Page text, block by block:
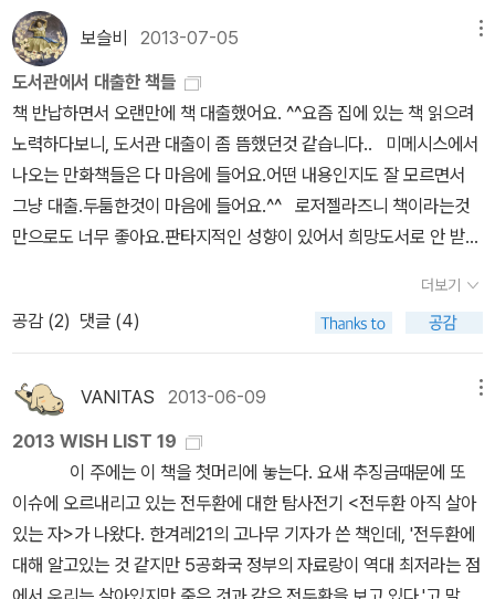
다가 SF쪽으로 좀더.1편보다 2편이 더 좋았답니다. 존 스칼지의 S
F소설은 언제나 믿고 읽습니다.'휴먼 디비전'은 '노인의 전쟁' 3부작
그후의 이야기로 워낙 우주관이 방대하다보니 이 시리즈 계속 계속
나오면 좋겠어요. 존 스칼지의 책들도 원서로 언젠가 다시 읽어보고
싶은 책들이예요. 존 스칼지의 우주관과 살짝 비교하게 되지만, 이
시리즈는 또 다른 클래식한 느낌이 있어 좋아요. 2014년에는 이 시
리즈의 나머지들을 하나씩 읽어줄거랍니다. 묘하게 공포스러운 책
이예요.이 책도 시리즈로 4권이 나왔던데, 계속 번역되어서 만났으면
반기에 한권 읽기 시작하면서 쭉쭉쭉 쭉쭉쭉~2014년에도 쭉쭉쭉 쭉
쭉쭉~ (+오디오북) 레인저스 시리즈 드디어 10권 읽었
다. 아... 이 책 1권을 구입하면서 이렇게 긴 시리즈가 될거라 생각 못
했지요.은근 제가 구입한 원서들이 시리즈들이 많아요... 시리즈일거
라 예상은 않하고 표지가 이뻐서 구매했다가.... -.-;; 여기까지.. 일반
적으로 10권이 완결일거란 생각이 들어 읽기 시작했는데, 12권이 출
간되었어요. -.-;;각권마다 재미있게 읽긴했는데, 이상하게 시리즈의
연관성과 흡입력이 떨어져서 계속 다음 이야기가 궁금해지고 그렇지
는 않은것 같아요. 아마도 제가 좋아하는 판타지에 살짝 벗어난다는
점도 저의 흥미를 떨어뜨린것 같아요.^^그래서 제가 구입한 10권까
보슬비 2013-07-05
도서관에서 대출한 책들
책 반납하면서 오랜만에 책 대출했어요. ^^요즘 집에 있는 책 읽으려
노력하다보니, 도서관 대출이 좀 뜸했던것 같습니다.. 미메시스에서
나오는 만화책들은 다 마음에 들어요.어떤 내용인지도 잘 모르면서
그냥 대출.두툼한것이 마음에 들어요.^^ 로저젤라즈니 책이라는것
만으로도 너무 좋아요.판타지적인 성향이 있어서 희망도서로 안 받아
ㅎ SF와 판타지가 공존하는 책 예전에 재미있게 읽었던 기억이 있
는 책인데, 내용이 가물 가물...^^;;조카 때문에 책 배달 신청했는데,
책배달로 신청하다보니 책 상태를 볼수 없어 걱정이 되었는데..역시
우려되로 너무 너덜 너덜... -.-;; 이럴땐 책 읽기 좀 싫어지더라고
요. 많이 읽어서 그렇겠거니..하면서도 좀 깨끗하게 봐주면 좋겠다는
생각이 듭니다.
더보기
공감 (2) 댓글 (4)
VANITAS 2013-06-09
2013 WISH LIST 19
이 주에는 이 책을 첫머리에 놓는다. 요새 추징금때문에 또
이슈에 오르내리고 있는 전두환에 대한 탐사전기 <전두환 아직 살아
있는 자>가 나왔다. 한겨레21의 고나무 기자가 쓴 책인데, '전두환에
대해 알고있는 것 같지만 5공화국 정부의 자료랑이 역대 최저라는 점